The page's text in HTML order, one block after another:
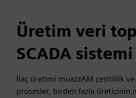
Üretim veri
SCADA sistemi
İlaç üretimi muazzAM çeşitlilik
prosesler, birden fazla üreticinin